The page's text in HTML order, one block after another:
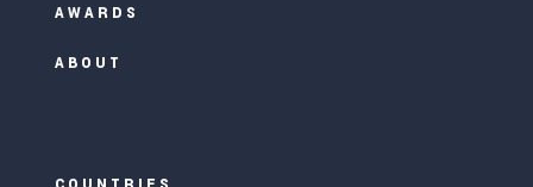
AWARDS
ABOUT